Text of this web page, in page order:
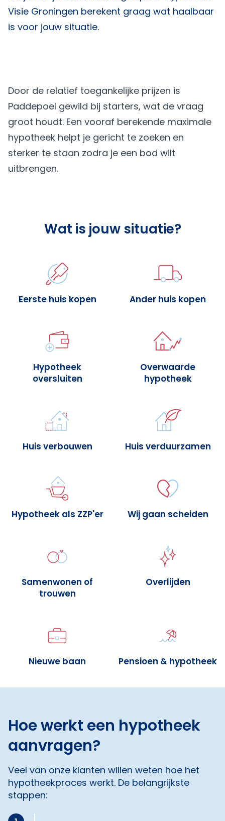
Visie Groningen berekent graag wat haalbaar
is voor jouw situatie.
Door de relatief toegankelijke prijzen is
Paddepoel gewild bij starters, wat de vraag
groot houdt. Een vooraf berekende maximale
hypotheek helpt je gericht te zoeken en
sterker te staan zodra je een bod wilt
uitbrengen.
Wat is jouw situatie?
Eerste huis kopen Ander huis kopen
Hypotheek
oversluiten
Overwaarde
hypotheek
Huis verbouwen Huis verduurzamen
Hypotheek als ZZP'er Wij gaan scheiden
Samenwonen of
trouwen
Overlijden
Nieuwe baan Pensioen & hypotheek
Hoe werkt een hypotheek
aanvragen?
Veel van onze klanten willen weten hoe het
hypotheekproces werkt. De belangrijkste
stappen: